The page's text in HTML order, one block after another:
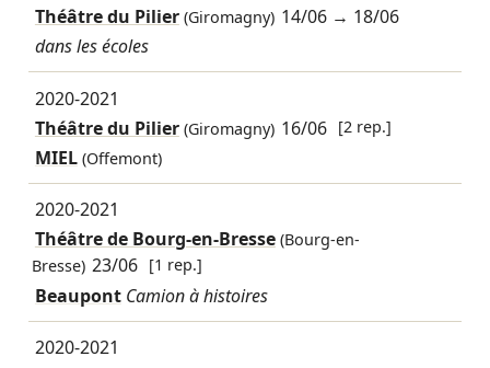
Théâtre du Pilier(Giromagny) 14/06 → 18/06
dans les écoles
2020-2021
Théâtre du Pilier(Giromagny) 16/06 [2 rep.]
MIEL (Offemont)
2020-2021
Théâtre de Bourg-en-Bresse(Bourg-en-
Bresse) 23/06 [1 rep.]
Beaupont Camion à histoires
2020-2021